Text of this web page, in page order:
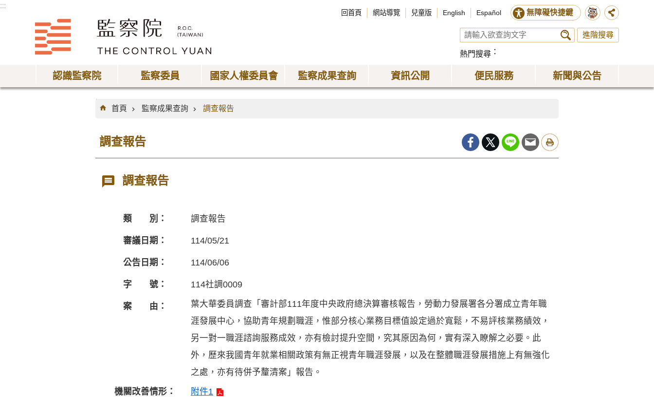
:::
回首頁 網站導覽 兒童版 English Español 無障礙快捷鍵
進階搜尋
熱門搜尋
認識監察院 監察委員 國家人權委員會 監察成果查詢 資訊公開 便民服務 新聞與公告
:::
首頁
監察成果查詢 調查報告
調查報告
調查報告
類 別： 調查報告
審議日期： 114/05/21
公告日期： 114/06/06
字 號： 114社調0009
案 由：
葉大華委員調查「審計部111年度中央政府總決算審核報告，勞動力發展署各分署成立青年職
涯發展中心，協助青年規劃職涯，惟部分核心業務目標值設定過於寬鬆，不易評核業務績效，
另一對一職涯諮詢服務成效，亦有檢討提升空間，究其原因為何，實有深入瞭解之必要。此
外，歷來我國青年就業相關政策有無正視青年職涯發展，以及在整體職涯發展措施上有無強化
之處，亦有待併予釐清案」報告。
機關改善情形：
附件1